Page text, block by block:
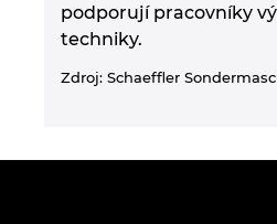
podporují pracovníky
techniky.
Zdroj: Schaeffler